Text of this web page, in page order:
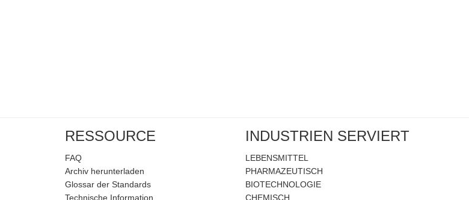
RESSOURCE
FAQ
Archiv herunterladen
Glossar der Standards
Technische Information
INDUSTRIEN SERVIERT
LEBENSMITTEL
PHARMAZEUTISCH
BIOTECHNOLOGIE
CHEMISCH